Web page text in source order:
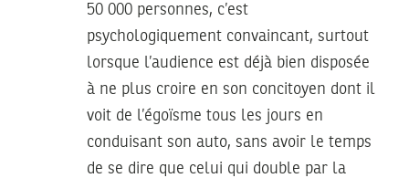
50 000 personnes, c’est
psychologiquement convaincant, surtout
lorsque l’audience est déjà bien disposée
à ne plus croire en son concitoyen dont il
voit de l’égoïsme tous les jours en
conduisant son auto, sans avoir le temps
de se dire que celui qui double par la